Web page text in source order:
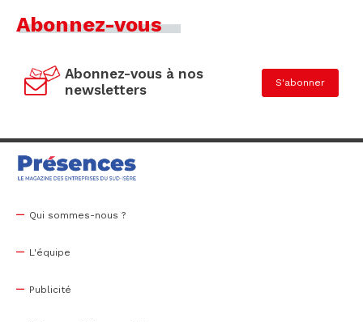
Abonnez-vous
Abonnez-vous à nos
newsletters
S'abonner
Qui sommes-nous ?
L'équipe
Publicité